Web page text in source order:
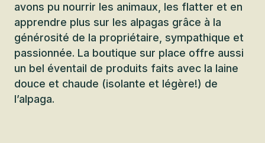
avons pu nourrir les animaux, les flatter et en
apprendre plus sur les alpagas grâce à la
générosité de la propriétaire, sympathique et
passionnée. La boutique sur place offre aussi
un bel éventail de produits faits avec la laine
douce et chaude (isolante et légère!) de
l’alpaga.